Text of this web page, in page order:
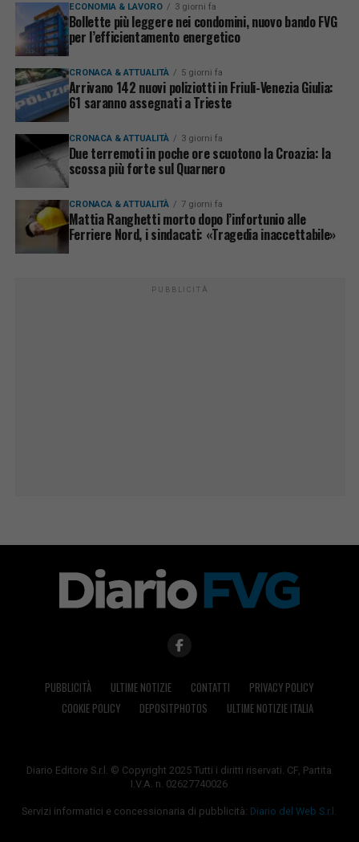
ECONOMIA & LAVORO 3 giorni fa
Bollette più leggere nei condomini, nuovo bando FVG
per l’efficientamento energetico
CRONACA & ATTUALITÀ 5 giorni fa
Arrivano 142 nuovi poliziotti in Friuli-Venezia Giulia:
61 saranno assegnati a Trieste
CRONACA & ATTUALITÀ 3 giorni fa
Due terremoti in poche ore scuotono la Croazia: la
scossa più forte sul Quarnero
CRONACA & ATTUALITÀ 7 giorni fa
Mattia Ranghetti morto dopo l’infortunio alle
Ferriere Nord, i sindacati: «Tragedia inaccettabile»
PUBBLICITÀ
PUBBLICITÀ ULTIME NOTIZIE CONTATTI
PRIVACY POLICY
COOKIE POLICY
DEPOSITPHOTOS ULTIME NOTIZIE ITALIA
Diario Editore S.r.l. © Copyright 2025 Tutti i diritti riservati. CF, Partita
I.V.A. n. 02627740026
Servizi informatici e concessionaria di pubblicità: Diario del Web S.r.l.